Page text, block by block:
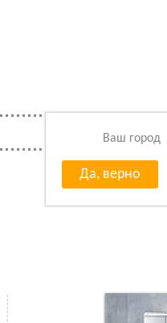
Ваш город
Да, верно
Распродажа